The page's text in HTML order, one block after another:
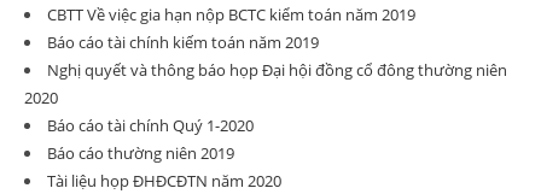
CBTT Về việc gia hạn nộp BCTC kiểm toán năm 2019
Báo cáo tài chính kiếm toán năm 2019
Nghị quyết và thông báo họp Đại hội đồng cổ đông thường niên
2020
Báo cáo tài chính Quý 1-2020
Báo cáo thường niên 2019
Tài liệu họp ĐHĐCĐTN năm 2020